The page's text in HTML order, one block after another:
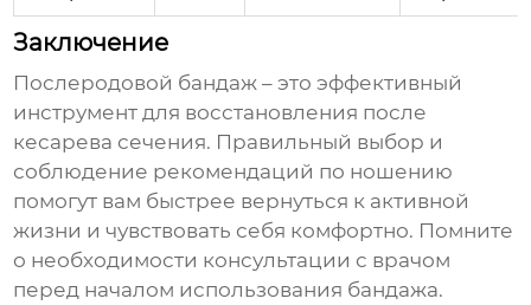
Заключение
Послеродовой бандаж – это эффективный
инструмент для восстановления после
кесарева сечения. Правильный выбор и
соблюдение рекомендаций по ношению
помогут вам быстрее вернуться к активной
жизни и чувствовать себя комфортно. Помните
о необходимости консультации с врачом
перед началом использования бандажа.